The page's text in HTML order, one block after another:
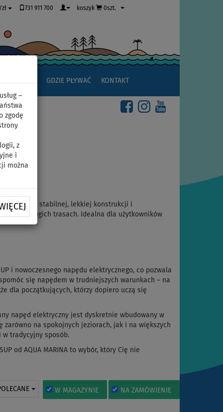
–
zgodę
z
i
można
zł 731 911 700 koszyk 0szt.
GDZIE PŁYWAĆ KONTAKT
połączenie stabilnej, lekkiej konstrukcji i
na długich trasach. Idealna dla użytkowników
i nowoczesnego napędu elektrycznego, co pozwala
się napędem w trudniejszych warunkach – na
dla początkujących, którzy dopiero uczą się
napęd elektryczny jest dyskretnie wbudowany w
na spokojnych jeziorach, jak i na większych
w tradycyjny sposób.
od AQUA MARINA to wybór, który Cię nie
W MAGAZYNIE NA ZAMÓWIENIE